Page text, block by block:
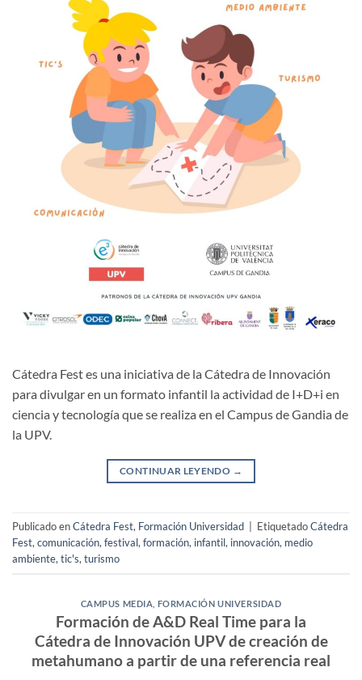
Cátedra Fest es una iniciativa de la Cátedra de Innovación
para divulgar en un formato infantil la actividad de I+D+i en
ciencia y tecnología que se realiza en el Campus de Gandia de
la UPV.
CONTINUAR LEYENDO →
Publicado enCátedra Fest, Formación Universidad EtiquetadoCátedra
Fest, comunicación, festival, formación, infantil, innovación, medio
ambiente, tic's, turismo
CAMPUS MEDIA FORMACIÓN UNIVERSIDAD
Formación de A&D Real Time para la
Cátedra de Innovación UPV de creación de
metahumano a partir de una referencia real